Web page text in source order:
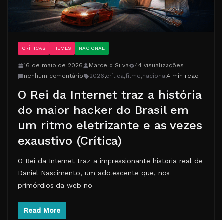
CRÍTICAS FILMES NACIONAL
16 de maio de 2026 Marcelo Silva
44 visualizações
nenhum comentário
2026,crítica,filme,nacional4 min read
O Rei da Internet traz a história
do maior hacker do Brasil em
um ritmo eletrizante e as vezes
exaustivo (Crítica)
O Rei da Internet traz a impressionante história real de
Daniel Nascimento, um adolescente que, nos
primórdios da web no
Read More